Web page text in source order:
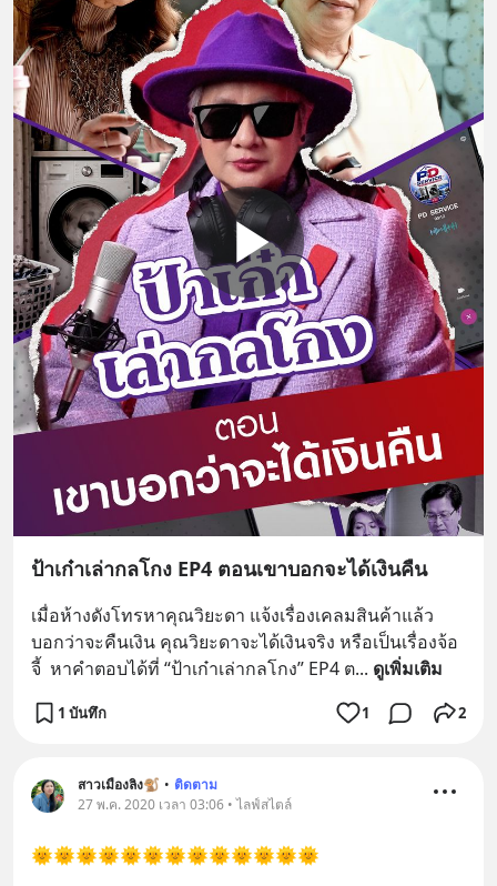
ป้าเก๋าเล่ากลโกง EP4 ตอนเขาบอกจะได้เงินคืน
เมื่อห้างดังโทรหาคุณวิยะดา แจ้งเรื่องเคลมสินค้าแล้ว
บอกว่าจะคืนเงิน คุณวิยะดาจะได้เงินจริง หรือเป็นเรื่องจ้อ
จี้  หาคำตอบได้ที่ “ป้าเก๋าเล่ากลโกง” EP4 ต... ดูเพิ่มเติม
1 บันทึก 1 2
สาวเมืองลิง🐒 • ติดตาม
27 พ.ค. 2020 เวลา 03:06 • ไลฟ์สไตล์
🌞🌞🌞🌞🌞🌞🌞🌞🌞🌞🌞🌞🌞